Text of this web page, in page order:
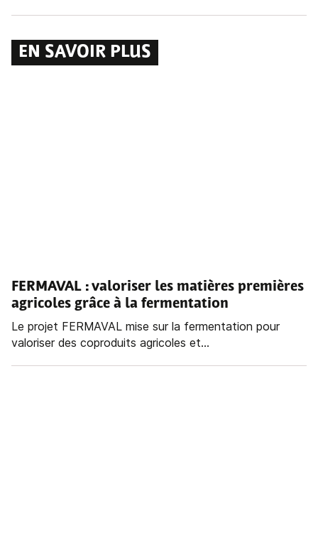
EN SAVOIR PLUS
FERMAVAL : valoriser les matières premières
agricoles grâce à la fermentation
Le projet FERMAVAL mise sur la fermentation pour
valoriser des coproduits agricoles et...